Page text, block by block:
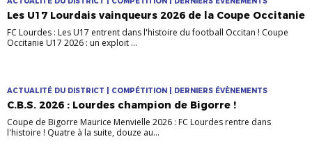
Les U17 Lourdais vainqueurs 2026 de la Coupe Occitanie
FC Lourdes : Les U17 entrent dans l'histoire du football Occitan ! Coupe
Occitanie U17 2026 : un exploit ...
ACTUALITÉ DU DISTRICT | COMPÉTITION | DERNIERS ÉVÈNEMENTS
C.B.S. 2026 : Lourdes champion de Bigorre !
Coupe de Bigorre Maurice Menvielle 2026 : FC Lourdes rentre dans
l'histoire ! Quatre à la suite, douze au...